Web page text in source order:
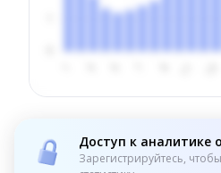
Доступ к аналитике
Зарегистрируйтесь,